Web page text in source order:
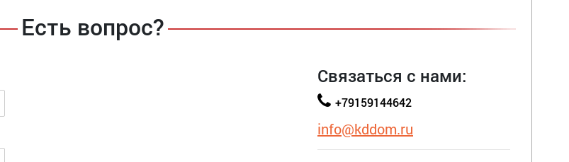
Есть вопрос?
Связаться с нами:
+79159144642
info@kddom.ru